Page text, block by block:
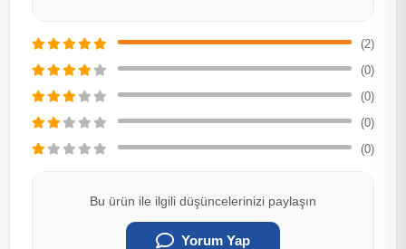
(2)
(0)
(0)
(0)
(0)
Bu ürün ile ilgili düşüncelerinizi paylaşın
Yorum Yap